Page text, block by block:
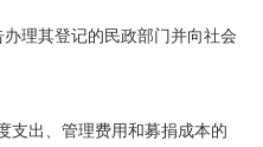
理其登记的民政部门并向社会
支出、管理费用和募捐成本的